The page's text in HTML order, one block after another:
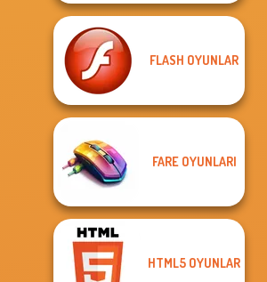
FLASH OYUNLAR
FARE OYUNLARI
HTML5 OYUNLAR